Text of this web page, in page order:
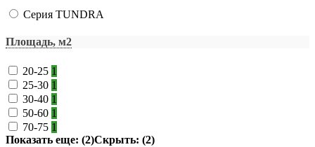
Серия TUNDRA
Площадь, м2
20-25 1
25-30 1
30-40 1
50-60 1
70-75 1
Показать еще: (2)Скрыть: (2)